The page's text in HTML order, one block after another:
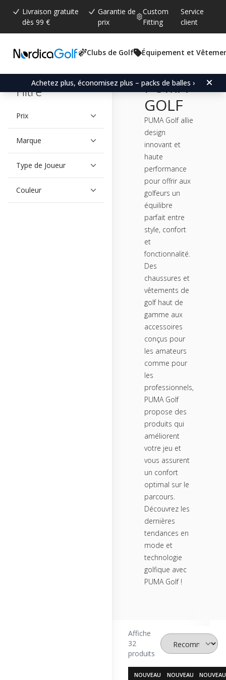
Livraison gratuite
dès 99 €
Garantie de
prix
Custom
Fitting
Service
client
Clubs de Golf Équipement et
Achetez plus, économisez plus – packs de balles ›
Filtre
Prix
Marque
Type de Joueur
Couleur
PUMA
GOLF
PUMA Golf allie
design
innovant et
haute
performance
pour offrir aux
golfeurs un
équilibre
parfait entre
style, confort
et
fonctionnalité.
Des
chaussures et
vêtements de
golf haut de
gamme aux
accessoires
conçus pour
les amateurs
comme pour
les
professionnels,
PUMA Golf
propose des
produits qui
améliorent
votre jeu et
vous assurent
un confort
optimal sur le
parcours.
Découvrez les
dernières
tendances en
mode et
technologie
golfique avec
PUMA Golf !
Affiche
32
produits
NOUVEAU NOUVEAU NOUVEAU